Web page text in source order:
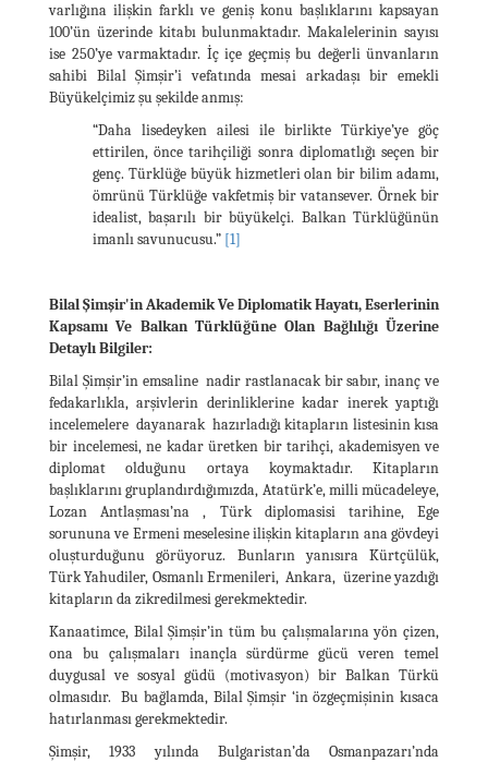
varlığına ilişkin farklı ve geniş konu başlıklarını kapsayan
100’ün üzerinde kitabı bulunmaktadır. Makalelerinin sayısı
ise 250’ye varmaktadır. İç içe geçmiş bu değerli ünvanların
sahibi Bilal Şimşir’i vefatında mesai arkadaşı bir emekli
Büyükelçimiz şu şekilde anmış:
“Daha lisedeyken ailesi ile birlikte Türkiye’ye göç
ettirilen, önce tarihçiliği sonra diplomatlığı seçen bir
genç. Türklüğe büyük hizmetleri olan bir bilim adamı,
ömrünü Türklüğe vakfetmiş bir vatansever. Örnek bir
idealist, başarılı bir büyükelçi. Balkan Türklüğünün
imanlı savunucusu.” [1]
Bilal Şimşir'in Akademik Ve Diplomatik Hayatı, Eserlerinin
Kapsamı Ve Balkan Türklüğüne Olan Bağlılığı Üzerine
Detaylı Bilgiler:
Bilal Şimşir’in emsaline nadir rastlanacak bir sabır, inanç ve
fedakarlıkla, arşivlerin derinliklerine kadar inerek yaptığı
incelemelere dayanarak hazırladığı kitapların listesinin kısa
bir incelemesi, ne kadar üretken bir tarihçi, akademisyen ve
diplomat olduğunu ortaya koymaktadır. Kitapların
başlıklarını gruplandırdığımızda, Atatürk’e, milli mücadeleye,
Lozan Antlaşması’na , Türk diplomasisi tarihine, Ege
sorununa ve Ermeni meselesine ilişkin kitapların ana gövdeyi
oluşturduğunu görüyoruz. Bunların yanısıra Kürtçülük,
Türk Yahudiler, Osmanlı Ermenileri, Ankara, üzerine yazdığı
kitapların da zikredilmesi gerekmektedir.
Kanaatimce, Bilal Şimşir’in tüm bu çalışmalarına yön çizen,
ona bu çalışmaları inançla sürdürme gücü veren temel
duygusal ve sosyal güdü (motivasyon) bir Balkan Türkü
olmasıdır. Bu bağlamda, Bilal Şimşir ‘in özgeçmişinin kısaca
hatırlanması gerekmektedir.
Şimşir, 1933 yılında Bulgaristan’da Osmanpazarı’nda